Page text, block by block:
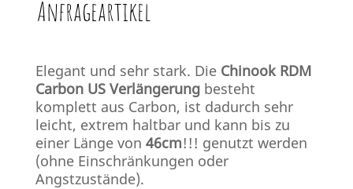
Anfrageartikel
Elegant und sehr stark. Die Chinook RDM
Carbon US Verlängerung besteht
komplett aus Carbon, ist dadurch sehr
leicht, extrem haltbar und kann bis zu
einer Länge von 46cm!!! genutzt werden
(ohne Einschränkungen oder
Angstzustände).